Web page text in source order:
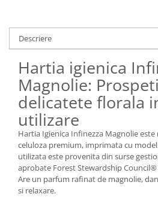
Descriere
Hartia igienica
Magnolie:
delicatete florala
utilizare
Hartia Igienica Infinezza Magnolie este
celuloza premium, imprimata cu
utilizata este provenita din surse
aprobate Forest Stewardship Council®
Are un parfum rafinat de magnolie,
si relaxare.